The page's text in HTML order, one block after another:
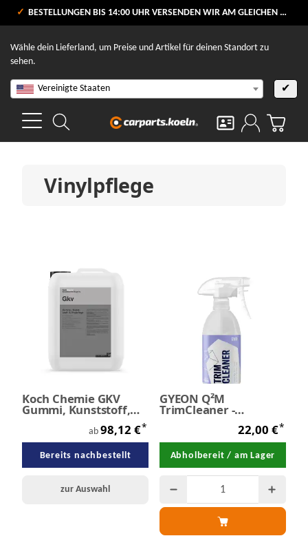
VERSANDKOSTENFREI AB 80 €
BESTELLUNGEN BIS 14:00 UHR VERSENDEN WIR AM GLEICHEN WERKTAG
Wähle dein Lieferland, um Preise und Artikel für deinen Standort zu
sehen.
Vereinigte Staaten ✔
Vinylpflege
Koch Chemie GKV
Gummi, Kunststoff,
Vinyl-Pflege
ab 98,12 €*
Bereits nachbestellt
zur Auswahl
GYEON Q²M
TrimCleaner -
22,00 €*
Abholbereit / am Lager